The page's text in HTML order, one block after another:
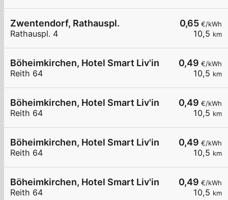
0,65 €/kWh
10,5 km
Zwentendorf, Rathauspl.
Rathauspl. 4
0,49 €/kWh
10,5 km
Böheimkirchen, Hotel Smart Liv'in
Reith 64
0,49 €/kWh
10,5 km
Böheimkirchen, Hotel Smart Liv'in
Reith 64
0,49 €/kWh
10,5 km
Böheimkirchen, Hotel Smart Liv'in
Reith 64
0,49 €/kWh
10,5 km
Böheimkirchen, Hotel Smart Liv'in
Reith 64